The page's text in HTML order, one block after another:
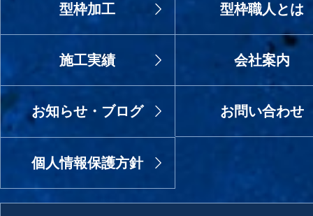
型枠加工 型枠職人とは
施工実績 会社案内
お知らせ・ブログ お問い合わせ
個人情報保護方針